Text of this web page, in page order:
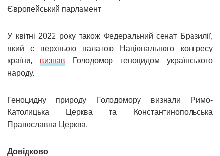
Європейський парламент
У квітні 2022 року також Федеральний сенат Бразилії,
який є верхньою палатою Національного конгресу
країни, визнав Голодомор геноцидом українського
народу.
Геноцидну природу Голодомору визнали Римо-
Католицька Церква та Константинопольська
Православна Церква.
Довідково